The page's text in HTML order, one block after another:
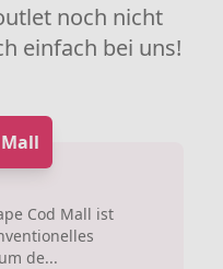
noch nicht
einfach bei uns!
Mall
Cod Mall ist
de...